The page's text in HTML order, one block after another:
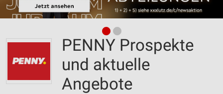
PENNY Prospekte
und aktuelle
Angebote